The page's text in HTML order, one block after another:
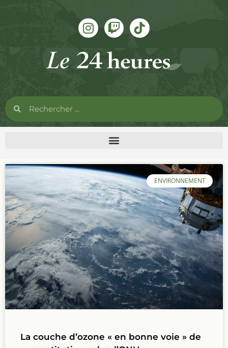
ENVIRONNEMENT
La couche d’ozone « en bonne voie » de